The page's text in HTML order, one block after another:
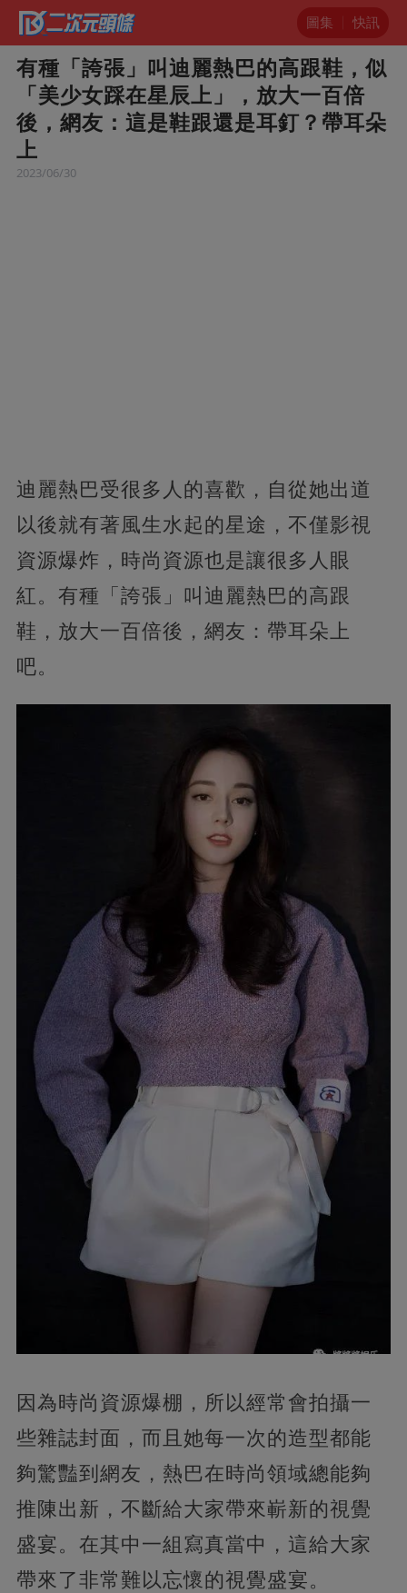
圖集 快訊
有種「誇張」叫迪麗熱巴的高跟鞋，似
「美少女踩在星辰上」，放大一百倍
後，網友：這是鞋跟還是耳釘？帶耳朵
上
2023/06/30
迪麗熱巴受很多人的喜歡，自從她出道
以後就有著風生水起的星途，不僅影視
資源爆炸，時尚資源也是讓很多人眼
紅。有種「誇張」叫迪麗熱巴的高跟
鞋，放大一百倍後，網友：帶耳朵上
吧。
因為時尚資源爆棚， 所以經常會拍攝一
些雜誌封面，而且她每一次的造型都能
夠驚豔到網友，熱巴在時尚領域總能夠
推陳出新，不斷給大家帶來嶄新的視覺
盛宴。在其中一組寫真當中，這給大家
帶來了非常難以忘懷的視覺盛宴。